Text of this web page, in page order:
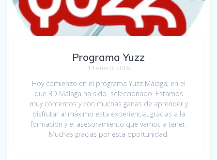
Programa Yuzz
14 enero, 2016
Hoy comienzo en el programa Yuzz Málaga, en el
que 3D Málaga ha sido seleccionado. Estamos
muy contentos y con muchas ganas de aprender y
disfrutar al máximo esta experiencia, gracias a la
formación y el asesoramiento que vamos a tener.
Muchas gracias por esta oportunidad.